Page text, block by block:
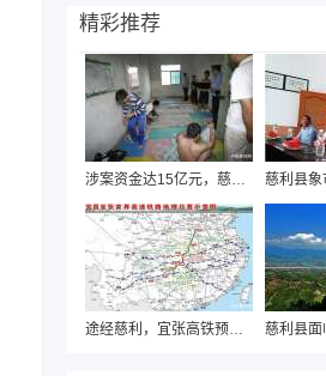
精彩推荐
涉案资金达15亿元，慈利警方近日破获“国通
途经慈利，宜张高铁预可行性研究即将启动